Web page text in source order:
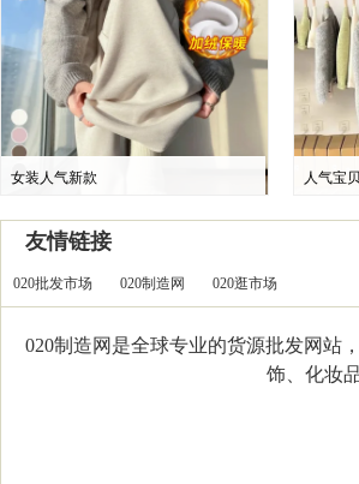
女装人气新款 人气宝
友情链接
020批发市场 020制造网 020逛市场
020制造网是全球专业的货源批发网站
饰、化妆